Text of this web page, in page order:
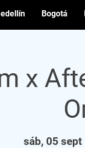
Bogotá
x
sáb, 05 sept